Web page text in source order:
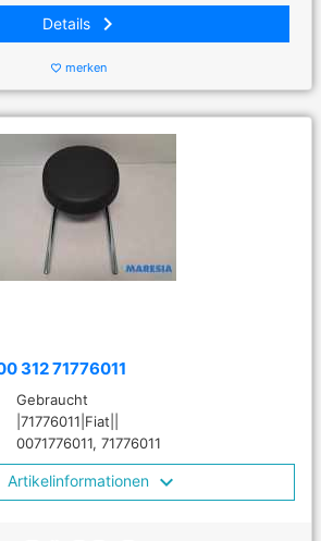
Details keyboard_arrow_right
favorite_border merken
312 71776011
Gebraucht
|71776011|Fiat||
0071776011, 71776011
Artikelinformationen